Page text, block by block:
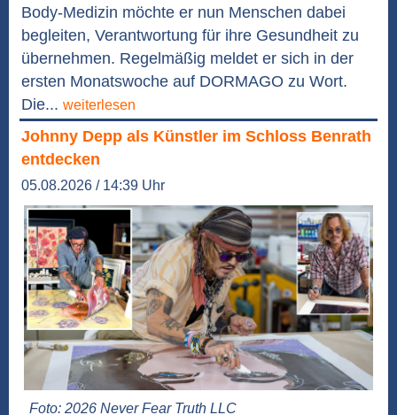
Body-Medizin möchte er nun Menschen dabei
begleiten, Verantwortung für ihre Gesundheit zu
übernehmen. Regelmäßig meldet er sich in der
ersten Monatswoche auf DORMAGO zu Wort.
Die... weiterlesen
Johnny Depp als Künstler im Schloss Benrath
entdecken
05.08.2026 / 14:39 Uhr
Foto: 2026 Never Fear Truth LLC